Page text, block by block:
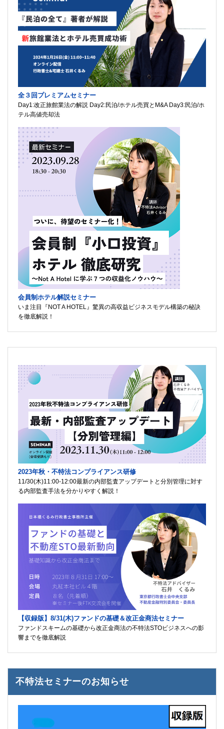
全３回プレミアムセミナー
Day1:改正旅館業法の解説 Day2:民泊/ホテル売買とM&A Day3:民泊/ホ
テル高値売却法
会員制ホテル解説セミナー
いま注目『NOT A HOTEL』驚異の高収益ビジネスモデル構築の秘訣
を徹底解説！
2023年秋・不特法コンプライアンス研修
11/30(木)11:00-12:00最新の内部監査アップデートと分別管理に対す
る内部監査手法を分かりやすく解説！
【収録版】8/31(木)ファンドの基礎＆改正金商法セミナー
ファンドスキームの基礎から改正金商法の不特法STOビジネスへの影
響までを徹底解説
不特法セミナーのお知らせ